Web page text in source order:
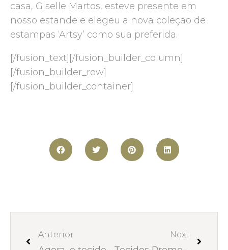
casa, Giselle Martos, esteve presente em
nosso estande e elegeu a nova coleção de
estampas ‘Artsy’ como sua preferida.
[/fusion_text][/fusion_builder_column]
[/fusion_builder_row]
[/fusion_builder_container]
Anterior Next